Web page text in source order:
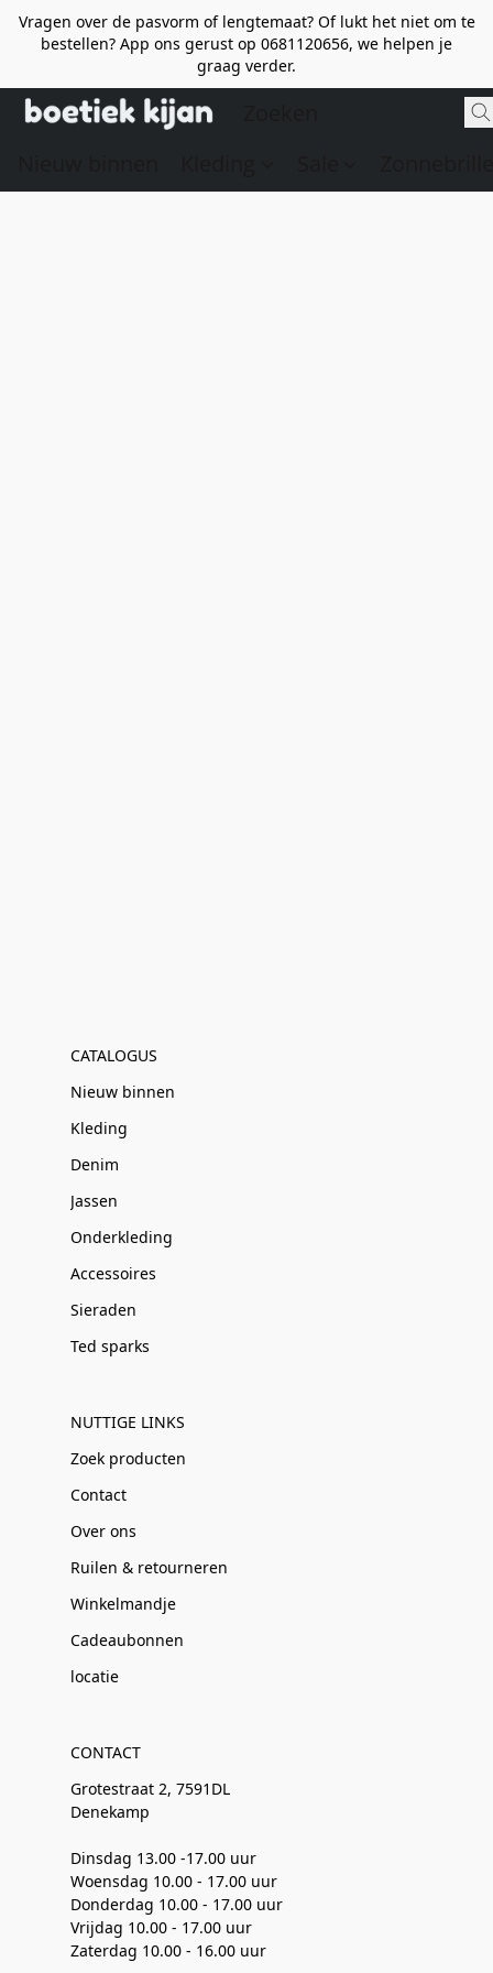
Vragen over de pasvorm of lengtemaat? Of lukt het niet om te
bestellen? App ons gerust op 0681120656, we helpen je
graag verder.
CATALOGUS
Nieuw binnen
Kleding
Denim
Jassen
Onderkleding
Accessoires
Sieraden
Ted sparks
NUTTIGE LINKS
Zoek producten
Contact
Over ons
Ruilen & retourneren
Winkelmandje
Cadeaubonnen
locatie
CONTACT
Grotestraat 2, 7591DL
Denekamp
Dinsdag 13.00 -17.00 uur
Woensdag 10.00 - 17.00 uur
Donderdag 10.00 - 17.00 uur
Vrijdag 10.00 - 17.00 uur
Zaterdag 10.00 - 16.00 uur